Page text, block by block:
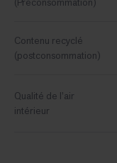
Contenu recyclé
(postconsommation)
Qualité de l’air
intérieur